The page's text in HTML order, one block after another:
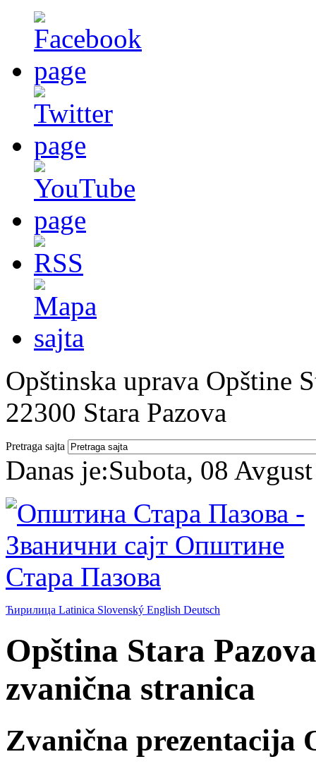
Opštinska uprava Opštine
22300 Stara Pazova
Pretraga sajta
Danas je:Subota, 08
Ћирилица Latinica Slovenský English Deutsch
Opština Stara
zvanična stranica
Zvanična prezentacija